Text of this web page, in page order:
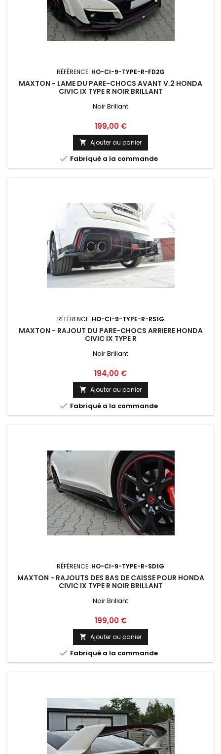
RÉFÉRENCE: HO-CI-9-TYPE-R-FD2G
MAXTON - LAME DU PARE-CHOCS AVANT V.2 HONDA
CIVIC IX TYPE R NOIR BRILLANT
Noir Brillant
Prix
199,00 €
 Ajouter au panier
 Fabriqué a la commande
RÉFÉRENCE: HO-CI-9-TYPE-R-RS1G
MAXTON - RAJOUT DU PARE-CHOCS ARRIERE HONDA
CIVIC IX TYPE R
Noir Brillant
Prix
194,00 €
 Ajouter au panier
 Fabriqué a la commande
RÉFÉRENCE: HO-CI-9-TYPE-R-SD1G
MAXTON - RAJOUTS DES BAS DE CAISSE POUR HONDA
CIVIC IX TYPE R NOIR BRILLANT
Noir Brillant
Prix
199,00 €
 Ajouter au panier
 Fabriqué a la commande